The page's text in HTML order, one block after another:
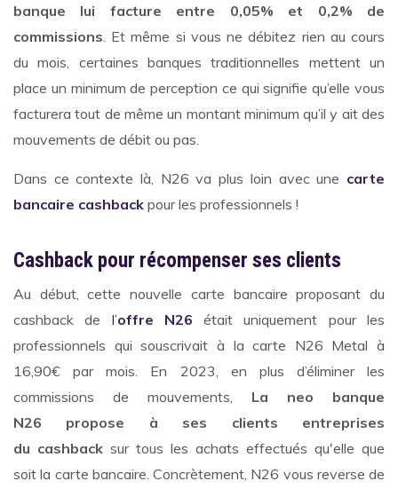
banque lui facture entre 0,05% et 0,2% de
commissions . Et même si vous ne débitez rien au cours
du mois, certaines banques traditionnelles mettent un
place un minimum de perception ce qui signifie qu’elle vous
facturera tout de même un montant minimum qu’il y ait des
mouvements de débit ou pas.
Dans ce contexte là, N26 va plus loin avec une carte
bancaire cashback pour les professionnels !
Cashback pour récompenser ses clients
Au début, cette nouvelle carte bancaire proposant du
cashback de l’offre N26 était uniquement pour les
professionnels qui souscrivait à la carte N26 Metal à
16,90€ par mois. En 2023, en plus d’éliminer les
commissions de mouvements, La neo banque
N26 propose à ses clients entreprises
du cashback sur tous les achats effectués qu'elle que
soit la carte bancaire. Concrètement, N26 vous reverse de